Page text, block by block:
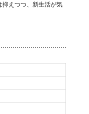
えつつ、新生活が気